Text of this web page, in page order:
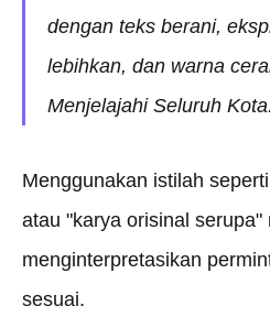
dengan teks berani,
lebihkan, dan warna
Menjelajahi Seluruh
Menggunakan istilah
atau "karya orisinal serupa"
menginterpretasikan
sesuai.